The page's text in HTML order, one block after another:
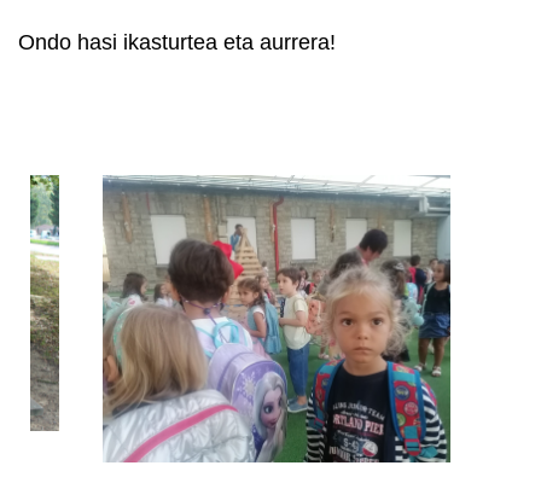
Ondo hasi ikasturtea eta aurrera!